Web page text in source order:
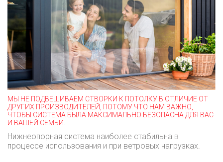
МЫ НЕ ПОДВЕШИВАЕМ СТВОРКИ К ПОТОЛКУ В ОТЛИЧИЕ ОТ
ДРУГИХ ПРОИЗВОДИТЕЛЕЙ, ПОТОМУ ЧТО НАМ ВАЖНО,
ЧТОБЫ СИСТЕМА БЫЛА МАКСИМАЛЬНО БЕЗОПАСНА ДЛЯ ВАС
И ВАШЕЙ СЕМЬИ.
Нижнеопорная система наиболее стабильна в
процессе использования и при ветровых нагрузках.